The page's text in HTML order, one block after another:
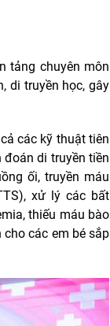
tảng chuyên môn
di truyền học, gây
các kỹ thuật tiên
di truyền tiền
ối, truyền máu
xử lý các bất
thiếu máu bào
các em bé sắp